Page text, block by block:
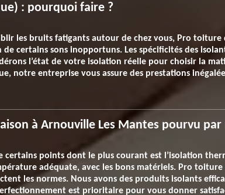
: pourquoi faire ?
les bruits fatigants autour de chez vous, Pro
certains sons inopportuns. Les spécificités des
l’état de votre isolation réelle pour choisir la
notre entreprise vous assure des prestations
à Arnouville Les Mantes pourvu
certains points dont le plus courant est l’isolation
adéquate, avec les bons matériels. Pro
les normes. Nous avons des produits isolants
est prioritaire pour vous donner